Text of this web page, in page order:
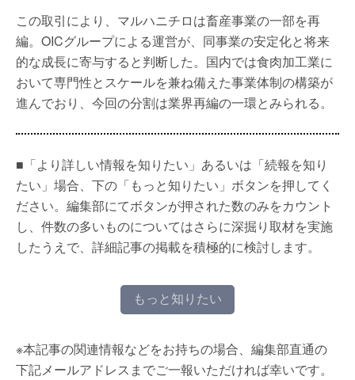
この取引により、マルハニチロは畜産事業の一部を再
編。OICグループによる運営が、同事業の安定化と将来
的な成長に寄与すると判断した。国内では食肉加工業に
おいて専門性とスケールを兼ね備えた事業体制の構築が
進んでおり、今回の分割は業界再編の一環とみられる。
■「より詳しい情報を知りたい」あるいは「続報を知り
たい」場合、下の「もっと知りたい」ボタンを押してく
ださい。編集部にてボタンが押された数のみをカウント
し、件数の多いものについてはさらに深掘り取材を実施
したうえで、詳細記事の掲載を積極的に検討します。
もっと知りたい
※本記事の関連情報などをお持ちの場合、編集部直通の
下記メールアドレスまでご一報いただければ幸いです。